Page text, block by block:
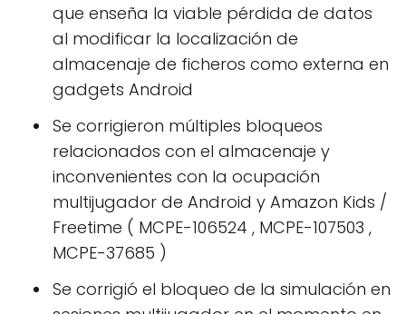
que enseña la viable pérdida de datos
al modificar la localización de
almacenaje de ficheros como externa en
gadgets Android
Se corrigieron múltiples bloqueos
relacionados con el almacenaje y
inconvenientes con la ocupación
multijugador de Android y Amazon Kids /
Freetime ( MCPE-106524 , MCPE-107503 ,
MCPE-37685 )
Se corrigió el bloqueo de la simulación en